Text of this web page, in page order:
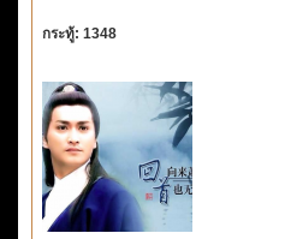
กระทู้: 1348